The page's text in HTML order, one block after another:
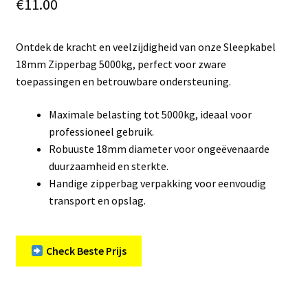
€11.00
Ontdek de kracht en veelzijdigheid van onze Sleepkabel
18mm Zipperbag 5000kg, perfect voor zware
toepassingen en betrouwbare ondersteuning.
Maximale belasting tot 5000kg, ideaal voor
professioneel gebruik.
Robuuste 18mm diameter voor ongeëvenaarde
duurzaamheid en sterkte.
Handige zipperbag verpakking voor eenvoudig
transport en opslag.
Check Beste Prijs